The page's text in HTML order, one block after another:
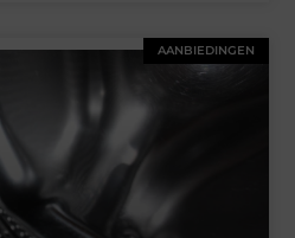
AANBIEDINGEN